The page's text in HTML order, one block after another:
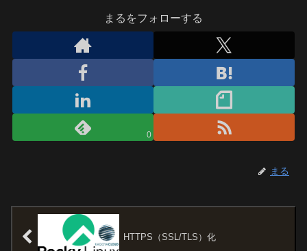
まるをフォローする
0
まる
HTTPS（SSL/TLS）化